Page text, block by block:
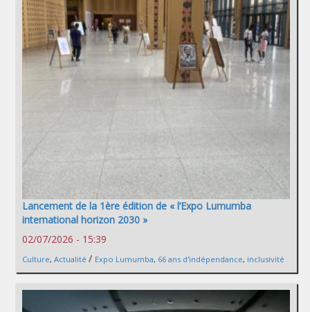
Lancement de la 1ère édition de « l’Expo Lumumba
international horizon 2030 »
02/07/2026 - 15:39
Culture, Actualité / Expo Lumumba, 66 ans d'indépendance, inclusivité